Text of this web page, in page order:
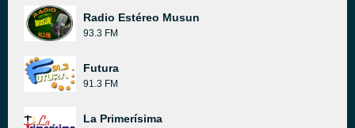
Radio Estéreo Musun
93.3 FM
Futura
91.3 FM
La Primerísima